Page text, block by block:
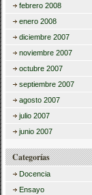
febrero 2008
enero 2008
diciembre 2007
noviembre 2007
octubre 2007
septiembre 2007
agosto 2007
julio 2007
junio 2007
Categorías
Docencia
Ensayo